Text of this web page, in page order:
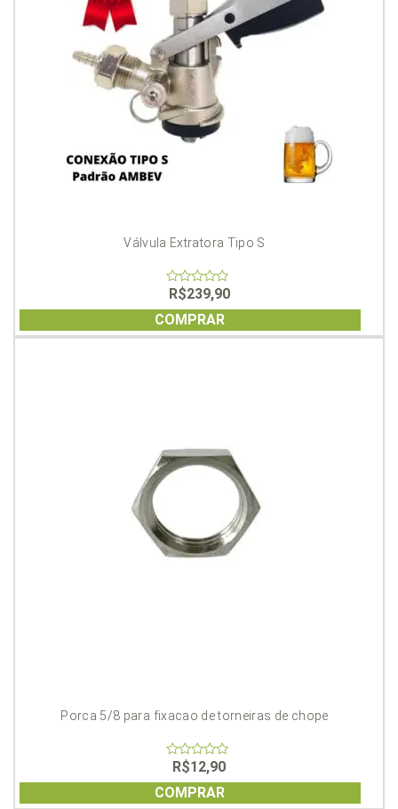
Válvula Extratora Tipo S
0
out
of
5
R$239,90
COMPRAR
Porca 5/8 para fixacao de torneiras de chope
of
5
R$12,90
COMPRAR